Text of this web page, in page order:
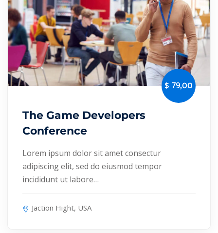
$ 79,00
The Game Developers
Conference
Lorem ipsum dolor sit amet consectur
adipiscing elit, sed do eiusmod tempor
incididunt ut labore…
Jaction Hight, USA